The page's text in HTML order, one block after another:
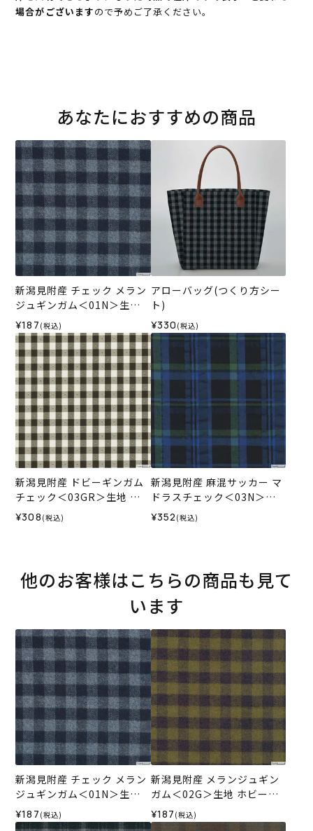
場合がございますので予めご了承ください。
あなたにおすすめの商品
新潟見附産 チェック メラン
ジュギンガム＜01N＞生地
ホビーラホビーレデザイン
コレクション
¥187 (税込)
アローバッグ(つくり方シー
ト)
¥330 (税込)
新潟見附産 ドビーギンガム
チェック＜03GR＞生地 ホ
ビーラホビーレデザインコ
レクション
¥308 (税込)
新潟見附産 麻混サッカー マ
ドラスチェック＜03N＞生
地 ホビーラホビーレデザイ
ンコレクション
¥352 (税込)
他のお客様はこちらの商品も見て
います
新潟見附産 チェック メラン
ジュギンガム＜01N＞生地
ホビーラホビーレデザイン
コレクション
¥187 (税込)
新潟見附産 メランジュギン
ガム＜02G＞生地 ホビーラ
ホビーレデザインコレクシ
ョン
¥187 (税込)